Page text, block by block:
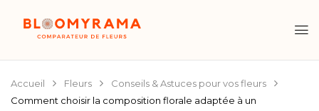
Accueil Fleurs
Conseils & Astuces pour vos fleurs
Comment choisir la composition florale adaptée à un